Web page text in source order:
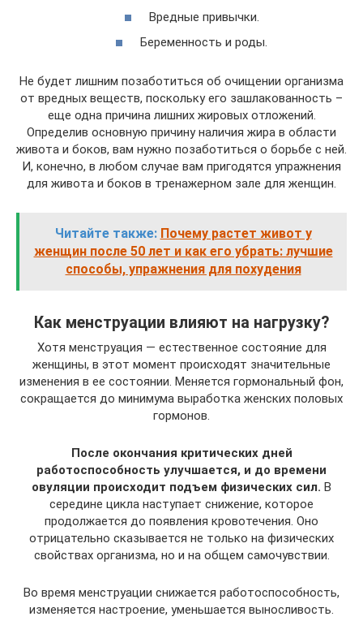
Вредные привычки.
Беременность и роды.
Не будет лишним позаботиться об очищении организма
от вредных веществ, поскольку его зашлакованность –
еще одна причина лишних жировых отложений.
Определив основную причину наличия жира в области
живота и боков, вам нужно позаботиться о борьбе с ней.
И, конечно, в любом случае вам пригодятся упражнения
для живота и боков в тренажерном зале для женщин.
Читайте также: Почему растет живот у
женщин после 50 лет и как его убрать: лучшие
способы, упражнения для похудения
Как менструации влияют на нагрузку?
Хотя менструация — естественное состояние для
женщины, в этот момент происходят значительные
изменения в ее состоянии. Меняется гормональный фон,
сокращается до минимума выработка женских половых
гормонов.
После окончания критических дней
работоспособность улучшается, и до времени
овуляции происходит подъем физических сил. В
середине цикла наступает снижение, которое
продолжается до появления кровотечения. Оно
отрицательно сказывается не только на физических
свойствах организма, но и на общем самочувствии.
Во время менструации снижается работоспособность,
изменяется настроение, уменьшается выносливость.